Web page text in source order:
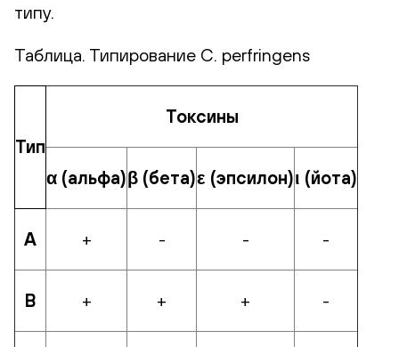
типу.
Таблица. Типирование C. perfringens
Тип
Токсины
α (альфа)β (бета)ε (эпсилон)ι (йота)
А + - - -
В + + + -